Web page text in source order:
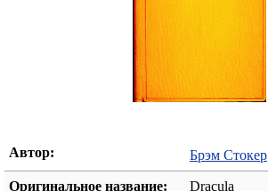
Автор: Брэм Стокер
Оригинальное название: Dracula